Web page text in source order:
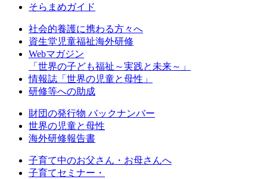
そらまめガイド
社会的養護に携わる方々へ
資生堂児童福祉海外研修
Webマガジン
「世界の子ども福祉～実践と未来～」
情報誌「世界の児童と母性」
研修等への助成
財団の発行物 バックナンバー
世界の児童と母性
海外研修報告書
子育て中のお父さん・お母さんへ
子育てセミナー・